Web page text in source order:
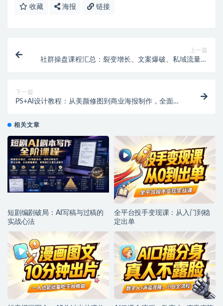
收藏 海报 链接
上一篇
社群操盘课程汇总：裂变增长、文案爆破、私域流量运
下一篇
PS+AI设计教程：从美颜修图到商业海报制作，全面提
相关文章
短剧编剧破局：AI写稿与过稿的
实战心法
全平台投手变现课：从入门到稳
定出单